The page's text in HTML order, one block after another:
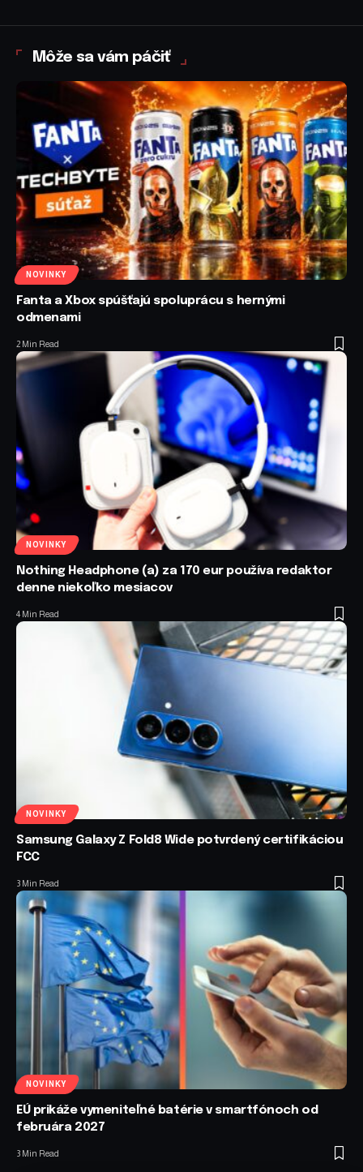
Môže sa vám páčiť
NOVINKY
Fanta a Xbox spúšťajú spoluprácu s hernými
odmenami
2 Min Read
NOVINKY
Nothing Headphone (a) za 170 eur používa redaktor
denne niekoľko mesiacov
4 Min Read
NOVINKY
Samsung Galaxy Z Fold8 Wide potvrdený certifikáciou
FCC
3 Min Read
NOVINKY
EÚ prikáže vymeniteľné batérie v smartfónoch od
februára 2027
3 Min Read